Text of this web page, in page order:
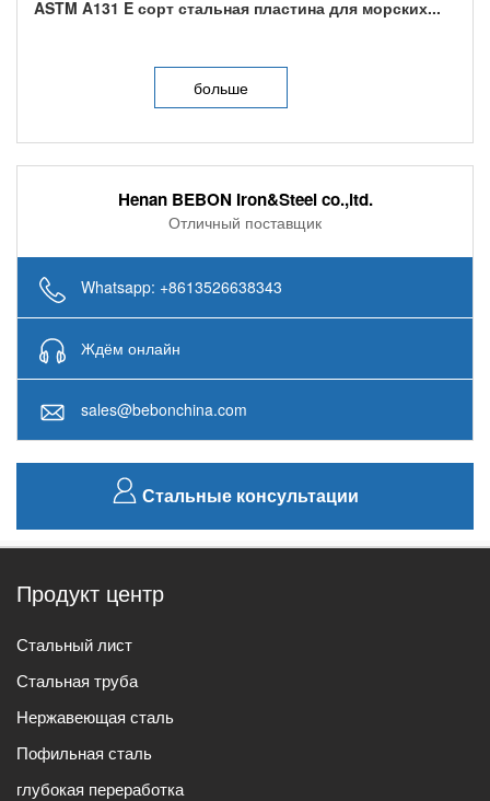
ASTM A131 E сорт стальная пластина для морских...
больше
Henan BEBON Iron&Steel co.,ltd.
Отличный поставщик
Whatsapp: +8613526638343
Ждём онлайн
sales@bebonchina.com
Стальные консультации
Продукт центр
Стальный лист
Стальная труба
Нержавеющая сталь
Пофильная сталь
глубокая переработка